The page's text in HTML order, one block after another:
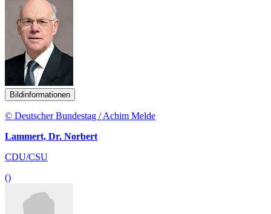
Bildinformationen
© Deutscher Bundestag / Achim Melde
Lammert, Dr. Norbert
CDU/CSU
()